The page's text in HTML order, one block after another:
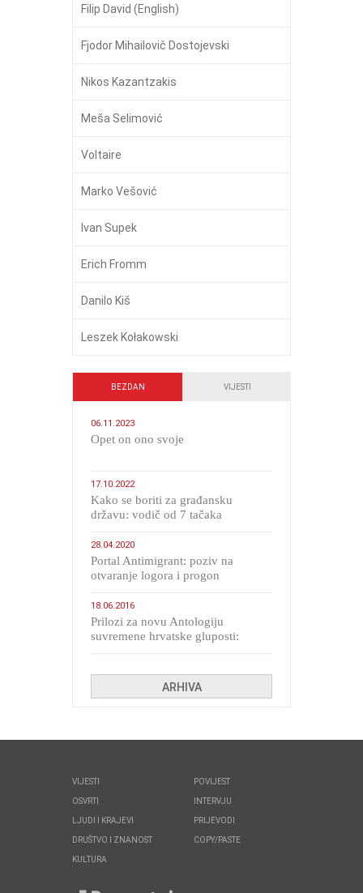
Filip David (English)
Fjodor Mihailovič Dostojevski
Nikos Kazantzakis
Meša Selimović
Voltaire
Marko Vešović
Ivan Supek
Erich Fromm
Danilo Kiš
Leszek Kołakowski
BEZDAN VIJESTI
06.11.2023
​Opet on ono svoje
17.10.2022
Kako se boriti za građansku
državu: vodič od 7 tačaka
28.04.2020
Portal Antimigrant: poziv na
otvaranje logora i progon
18.06.2016
Prilozi za novu Antologiju
suvremene hrvatske gluposti:
ARHIVA
VIJESTI
OSVRTI
LJUDI I KRAJEVI
DRUŠTVO I ZNANOST
KULTURA
POVIJEST
INTERVJU
PRIJEVODI
COPY/PASTE